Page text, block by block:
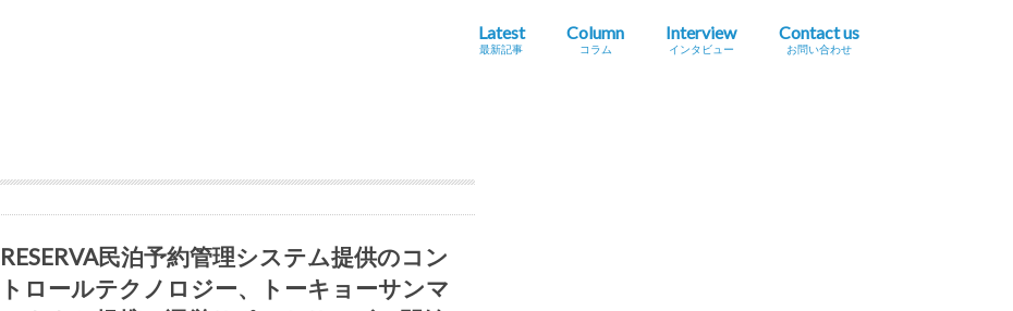
Latest
最新記事
Column
コラム
Interview
インタビュー
Contact us
お問い合わせ
RESERVA民泊予約管理システム提供のコン
トロールテクノロジー、トーキョーサンマ